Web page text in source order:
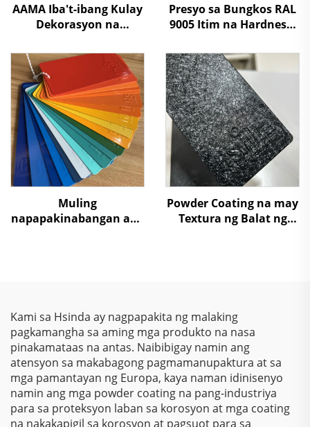
AAMA Iba't-ibang Kulay
Dekorasyon na
ng Powder Coating na
Pinta para sa Electrical
Cabinet Panel
Presyo sa Bungkos RAL
9005 Itim na Hardness,
Matt na Texture,
Matibay na Powder
Coating Paint
Muling
napapakinabangan ang
Powder Coating na may
Textura ng Balat ng
Kami sa Hsinda ay nagpapakita ng malaking
pagkamangha sa aming mga produkto na nasa
pinakamataas na antas. Naibibigay namin ang
atensyon sa makabagong pagmamanupaktura at sa
mga pamantayan ng Europa, kaya naman idinisenyo
namin ang mga powder coating na pang-industriya
para sa proteksyon laban sa korosyon at mga coating
na nakakapigil sa korosyon at pagsuot para sa